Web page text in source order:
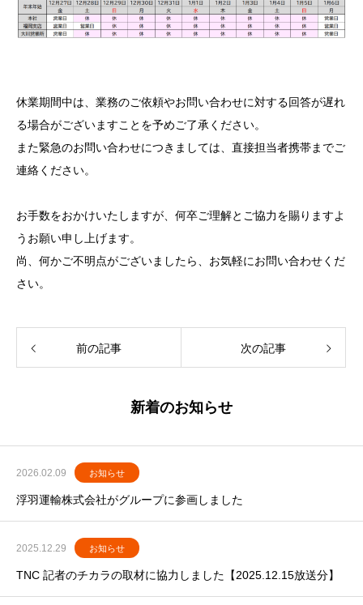
休業期間中は、業務のご依頼やお問い合わせに対する回答が遅れ
る場合がございますことを予めご了承ください。
また緊急のお問い合わせにつきましては、直接担当者携帯までご
連絡ください。
お手数をおかけいたしますが、何卒ご理解とご協力を賜りますよ
うお願い申し上げます。
尚、何かご不明点がございましたら、お気軽にお問い合わせくだ
さい。
前の記事 次の記事
新着のお知らせ
2026.02.09 お知らせ
浮羽運輸株式会社がグループに参画しました
2025.12.29 お知らせ
TNC 記者のチカラの取材に協力しました【2025.12.15放送分】